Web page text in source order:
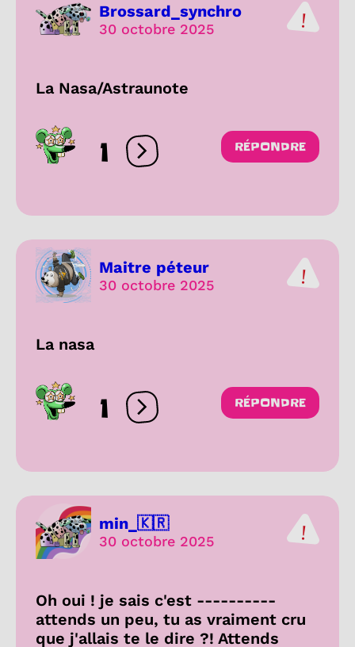
Brossard_synchro
30 octobre 2025
La Nasa/Astraunote
1 Ouvrir les réactions
RÉPONDRE
Maitre péteur
30 octobre 2025
La nasa
1 Ouvrir les réactions
RÉPONDRE
min_🇰🇷
30 octobre 2025
Oh oui ! je sais c'est ----------
attends un peu, tu as vraiment cru
que j'allais te le dire ?! Attends